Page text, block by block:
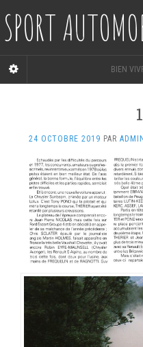
SPORT
BIEN
24 OCTOBRE 2019 PAR